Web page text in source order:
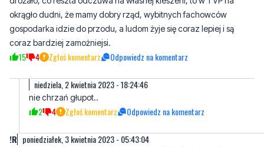
To fake news niedziela, 2 kwietnia 2023 - 17:20:09
Fanatycy PiSu, twierdzą że wszystko tanieje. Gdyby nawet
drożało, co reszta odczuwa na własnej kieszeni, to w TVP na
okrągło dudni, że mamy dobry rząd, wybitnych fachowców
coraz bardziej zamożniejsi.
4 Zgłoś komentarz
nie chrzań głupot..